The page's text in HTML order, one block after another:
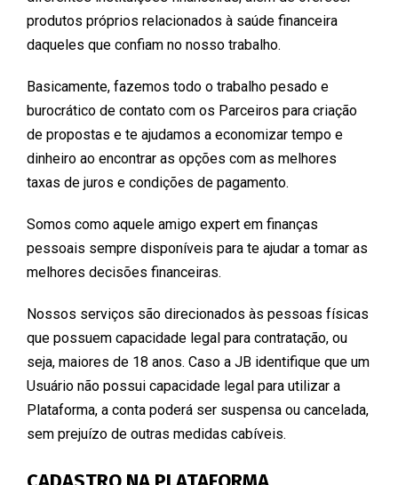
produtos próprios relacionados à saúde financeira
daqueles que confiam no nosso trabalho.
Basicamente, fazemos todo o trabalho pesado e
burocrático de contato com os Parceiros para criação
de propostas e te ajudamos a economizar tempo e
dinheiro ao encontrar as opções com as melhores
taxas de juros e condições de pagamento.
Somos como aquele amigo expert em finanças
pessoais sempre disponíveis para te ajudar a tomar as
melhores decisões financeiras.
Nossos serviços são direcionados às pessoas físicas
que possuem capacidade legal para contratação, ou
seja, maiores de 18 anos. Caso a JB identifique que um
Usuário não possui capacidade legal para utilizar a
Plataforma, a conta poderá ser suspensa ou cancelada,
sem prejuízo de outras medidas cabíveis.